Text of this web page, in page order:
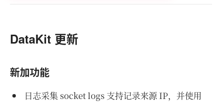
DataKit 更新
新加功能
日志采集 socket logs 支持记录来源 IP，并使用